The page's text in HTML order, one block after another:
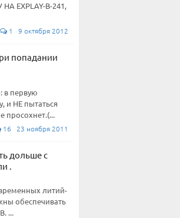
EXPLAY-B-241,
1 9 октября 2012
попадании
в первую
и НЕ пытаться
просохнет.(...
16 23 ноября 2011
дольше c
.
литий-
обеспечивать
...